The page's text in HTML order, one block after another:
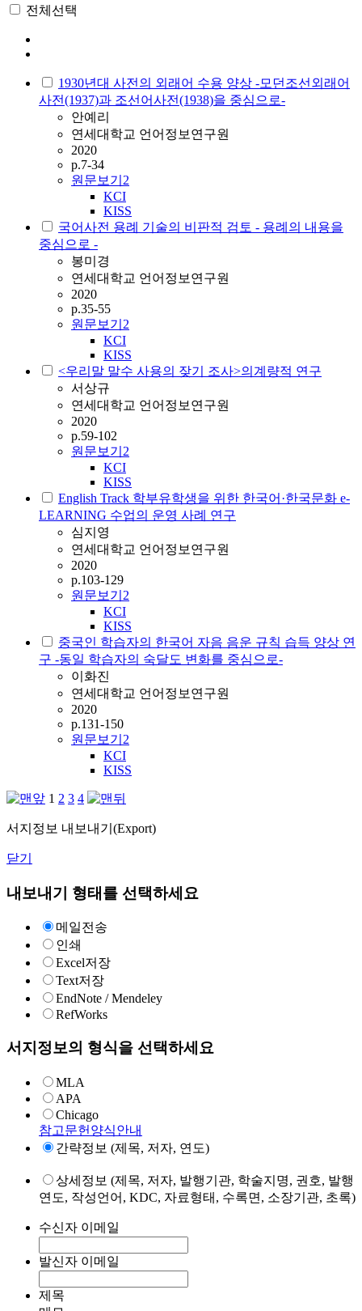
전체선택
1930년대 사전의 외래어 수용 양상 -모던조선외래어
사전(1937)과 조선어사전(1938)을 중심으로-
안예리
연세대학교 언어정보연구원
2020
p.7-34
원문보기 2
KCI
KISS
국어사전 용례 기술의 비판적 검토 - 용례의 내용을
중심으로 -
봉미경
연세대학교 언어정보연구원
2020
p.35-55
원문보기 2
KCI
KISS
<우리말 말수 사용의 잦기 조사>의계량적 연구
서상규
연세대학교 언어정보연구원
2020
p.59-102
원문보기 2
KCI
KISS
English Track 학부유학생을 위한 한국어·한국문화 e-
LEARNING 수업의 운영 사례 연구
심지영
연세대학교 언어정보연구원
2020
p.103-129
원문보기 2
KCI
KISS
중국인 학습자의 한국어 자음 음운 규칙 습득 양상 연
구 -동일 학습자의 숙달도 변화를 중심으로-
이화진
연세대학교 언어정보연구원
2020
p.131-150
원문보기 2
KCI
KISS
1 2 3 4
서지정보 내보내기(Export)
닫기
내보내기 형태를 선택하세요
메일전송
인쇄
Excel저장
Text저장
EndNote / Mendeley
RefWorks
서지정보의 형식을 선택하세요
MLA
APA
Chicago
참고문헌양식안내
간략정보 (제목, 저자, 연도)
상세정보 (제목, 저자, 발행기관, 학술지명, 권호, 발행
연도, 작성언어, KDC, 자료형태, 수록면, 소장기관, 초록)
수신자 이메일
발신자 이메일
제목